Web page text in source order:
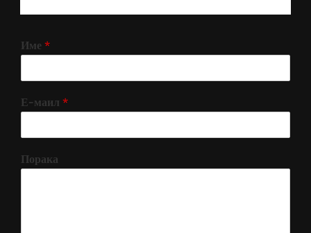
Име *
Е-маил *
Порака